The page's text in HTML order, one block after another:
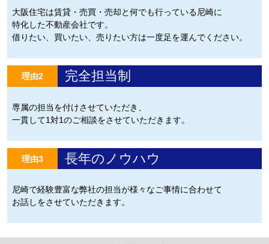
大阪住宅は賃貸・売買・売却と何でも行っている尼崎に
特化した不動産会社です。
借りたい、買いたい、売りたい方は一度足を運んでください。
理由2 完全担当制
専属の担当を付けさせていただき、
一貫して1対1のご相談をさせていただきます。
理由3 長年のノウハウ
尼崎で経験豊富な弊社の担当が様々なご事情に合わせて
お話しをさせていただきます。